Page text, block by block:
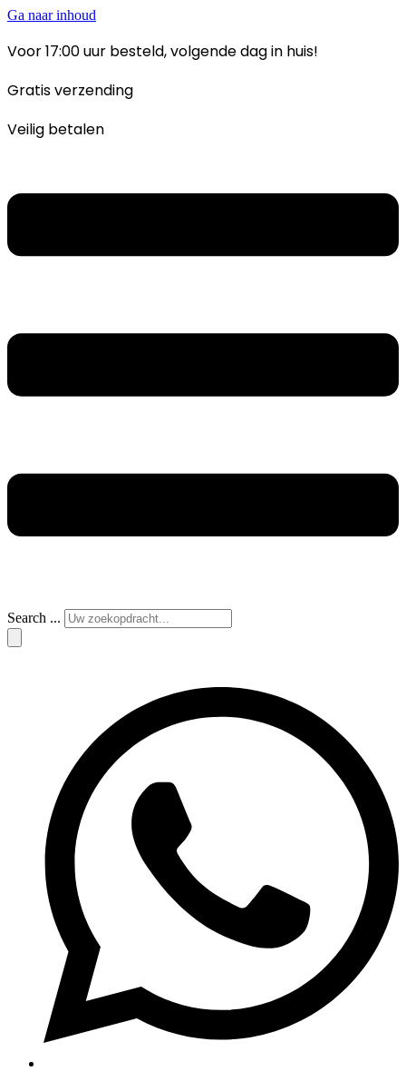
Ga naar inhoud
Voor 17:00 uur besteld, volgende dag in huis!
Gratis verzending
Veilig betalen
Search ...